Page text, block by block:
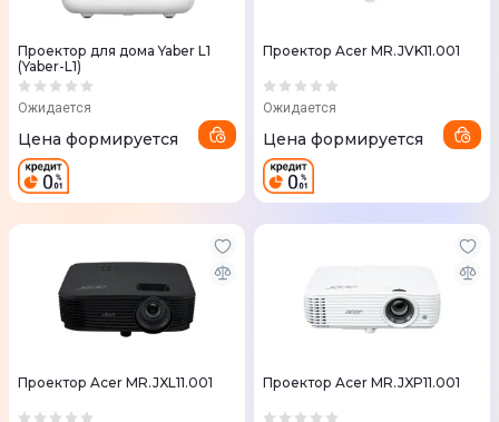
Проектор для дома Yaber L1
(Yaber-L1)
Ожидается
Цена формируется
Проектор Acer MR.JVK11.001
Ожидается
Цена формируется
Проектор Acer MR.JXL11.001 Проектор Acer MR.JXP11.001